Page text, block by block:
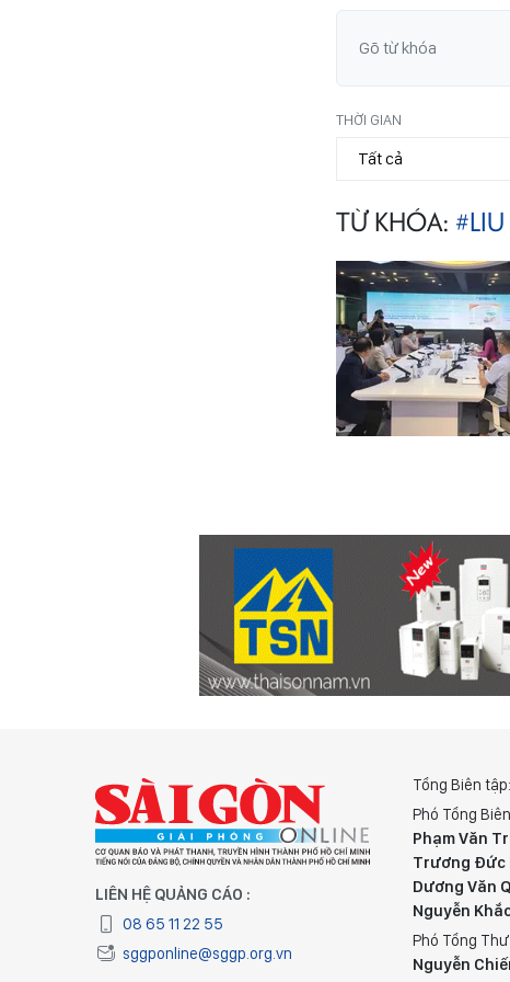
THỜI GIAN
TỪ KHÓA:
LIÊN HỆ QUẢNG CÁO :
08 65 11 22 55
sggponline@sggp.org.vn
Tổng Biên tập:
Phó Tổng
Phạm Văn
Trương Đức
Dương Văn
Nguyễn
Phó Tổng
Nguyễn